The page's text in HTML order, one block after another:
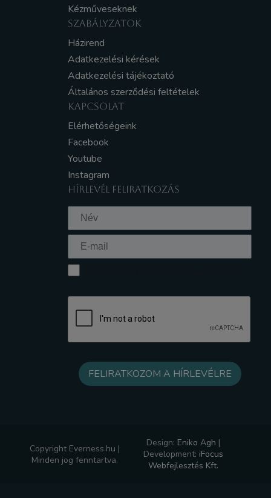
Kézműveseknek
SZABÁLYZATOK
Házirend
Adatkezelési kérések
Adatkezelési tájékoztató
Általános szerződési feltételek
KAPCSOLAT
Elérhetőségeink
Facebook
Youtube
Instagram
HÍRLEVÉL FELIRATKOZÁS
Copyright Everness.hu |
Minden jog fenntartva.
Design: Eniko Agh |
Development: iFocus
Webfejlesztés Kft.